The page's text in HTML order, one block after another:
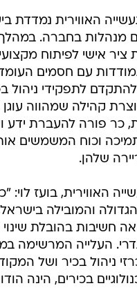
האווירית נמדדת
מנהלות בחברה.
ציר אישי לפיתוח
עם חסמים
להתקדם לתפקידי ניהול
קהילה שמהווה עוגן
כר פורה להעברת ידע
וכוח המשמשים
שלהן.
האווירית, בועז לוי:
והמובילה
חשיבות בהובלת
העלייה המרשימה
ניהול בכיר ושל
בכירים, הינה